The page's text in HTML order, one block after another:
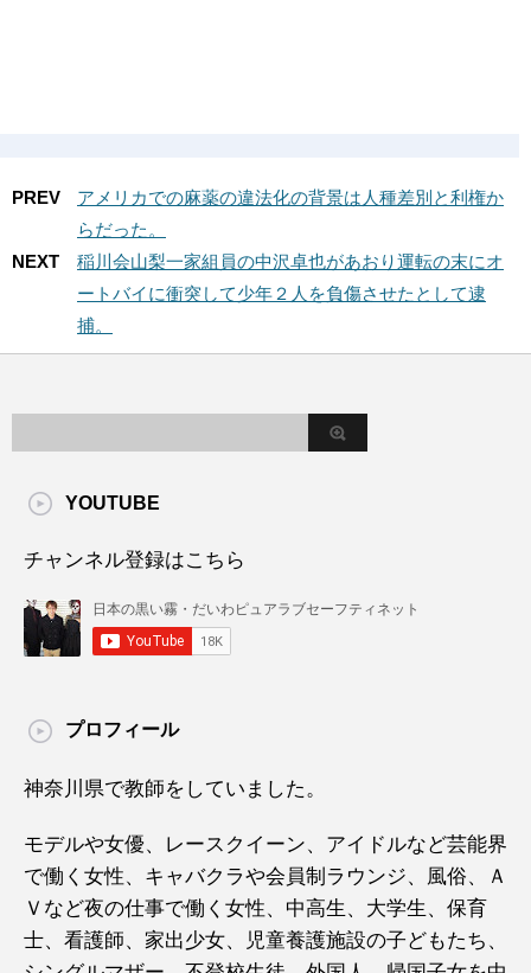
PREV
アメリカでの麻薬の違法化の背景は人種差別と利権か
らだった。
NEXT
稲川会山梨一家組員の中沢卓也があおり運転の末にオ
ートバイに衝突して少年２人を負傷させたとして逮
捕。
YOUTUBE
チャンネル登録はこちら
プロフィール
神奈川県で教師をしていました。
モデルや女優、レースクイーン、アイドルなど芸能界
で働く女性、キャバクラや会員制ラウンジ、風俗、Ａ
Ｖなど夜の仕事で働く女性、中高生、大学生、保育
士、看護師、家出少女、児童養護施設の子どもたち、